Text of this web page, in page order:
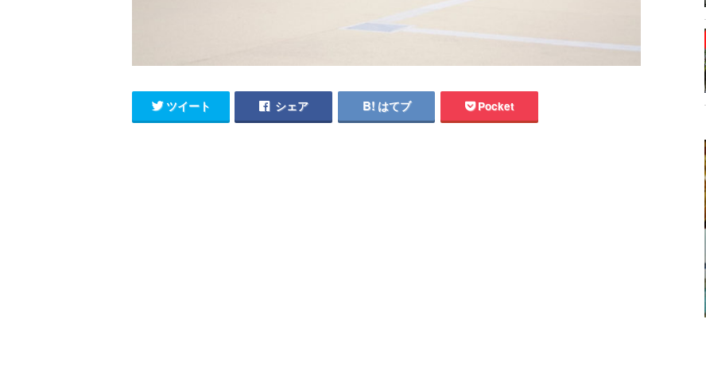
ツイート シェア はてブ Pocket